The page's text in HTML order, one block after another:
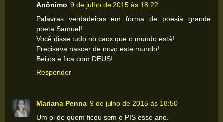
Anônimo 9 de julho de 2015 às 18:22
Palavras verdadeiras em forma de poesia grande
poeta Samuel!
Você disse tudo no caos que o mundo está!
Precisava nascer de novo este mundo!
Beijos e fica com DEUS!
Responder
Mariana Penna 9 de julho de 2015 às 18:50
Um oi de quem ficou sem o PIS esse ano.